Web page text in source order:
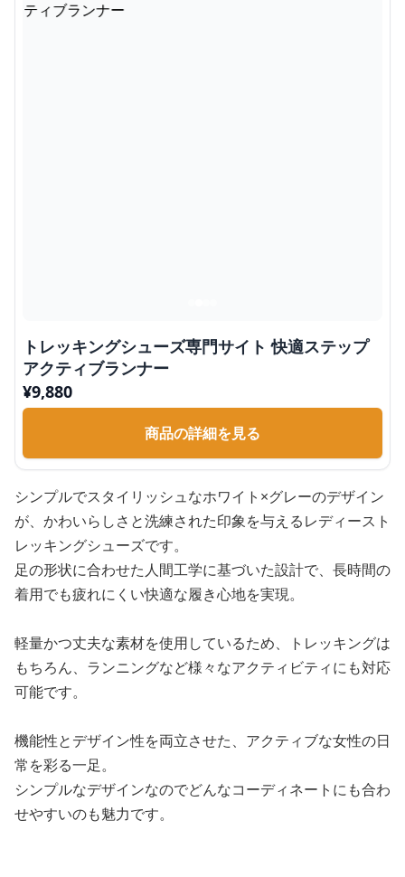
トレッキングシューズ専門サイト 快適ステップ
アクティブランナー
¥9,880
商品の詳細を見る
シンプルでスタイリッシュなホワイト×グレーのデザイン
が、かわいらしさと洗練された印象を与えるレディースト
レッキングシューズです。
足の形状に合わせた人間工学に基づいた設計で、長時間の
着用でも疲れにくい快適な履き心地を実現。
軽量かつ丈夫な素材を使用しているため、トレッキングは
もちろん、ランニングなど様々なアクティビティにも対応
可能です。
機能性とデザイン性を両立させた、アクティブな女性の日
常を彩る一足。
シンプルなデザインなのでどんなコーディネートにも合わ
せやすいのも魅力です。